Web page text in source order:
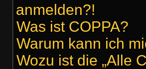
anmelden?!
Was ist COPPA?
Warum kann ich
Wozu ist die „Alle